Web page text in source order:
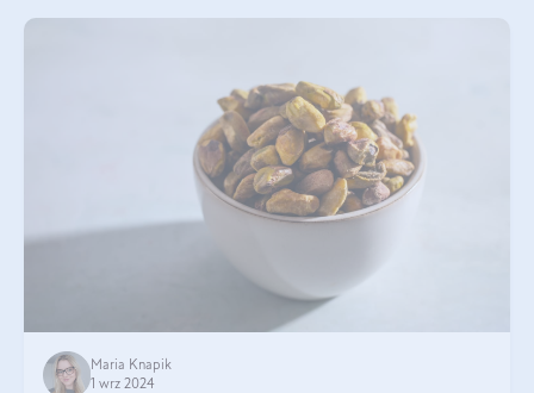
Maria Knapik
1 wrz 2024